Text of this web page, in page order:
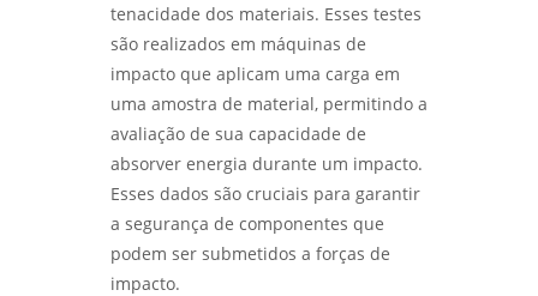
tenacidade dos materiais. Esses testes
são realizados em máquinas de
impacto que aplicam uma carga em
uma amostra de material, permitindo a
avaliação de sua capacidade de
absorver energia durante um impacto.
Esses dados são cruciais para garantir
a segurança de componentes que
podem ser submetidos a forças de
impacto.